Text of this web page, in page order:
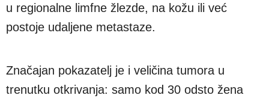
u regionalne limfne žlezde, na kožu ili već
postoje udaljene metastaze.
Značajan pokazatelj je i veličina tumora u
trenutku otkrivanja: samo kod 30 odsto žena